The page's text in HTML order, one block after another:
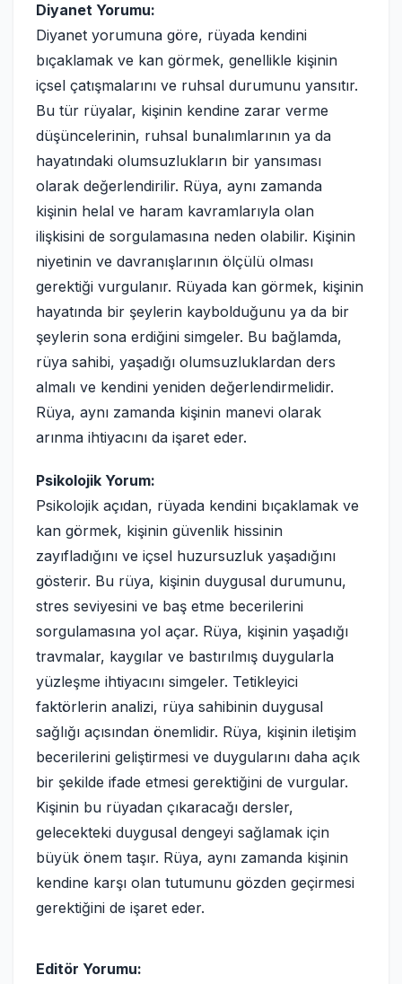
Diyanet Yorumu:
Diyanet yorumuna göre, rüyada kendini
bıçaklamak ve kan görmek, genellikle kişinin
içsel çatışmalarını ve ruhsal durumunu yansıtır.
Bu tür rüyalar, kişinin kendine zarar verme
düşüncelerinin, ruhsal bunalımlarının ya da
hayatındaki olumsuzlukların bir yansıması
olarak değerlendirilir. Rüya, aynı zamanda
kişinin helal ve haram kavramlarıyla olan
ilişkisini de sorgulamasına neden olabilir. Kişinin
niyetinin ve davranışlarının ölçülü olması
gerektiği vurgulanır. Rüyada kan görmek, kişinin
hayatında bir şeylerin kaybolduğunu ya da bir
şeylerin sona erdiğini simgeler. Bu bağlamda,
rüya sahibi, yaşadığı olumsuzluklardan ders
almalı ve kendini yeniden değerlendirmelidir.
Rüya, aynı zamanda kişinin manevi olarak
arınma ihtiyacını da işaret eder.
Psikolojik Yorum:
Psikolojik açıdan, rüyada kendini bıçaklamak ve
kan görmek, kişinin güvenlik hissinin
zayıfladığını ve içsel huzursuzluk yaşadığını
gösterir. Bu rüya, kişinin duygusal durumunu,
stres seviyesini ve baş etme becerilerini
sorgulamasına yol açar. Rüya, kişinin yaşadığı
travmalar, kaygılar ve bastırılmış duygularla
yüzleşme ihtiyacını simgeler. Tetikleyici
faktörlerin analizi, rüya sahibinin duygusal
sağlığı açısından önemlidir. Rüya, kişinin iletişim
becerilerini geliştirmesi ve duygularını daha açık
bir şekilde ifade etmesi gerektiğini de vurgular.
Kişinin bu rüyadan çıkaracağı dersler,
gelecekteki duygusal dengeyi sağlamak için
büyük önem taşır. Rüya, aynı zamanda kişinin
kendine karşı olan tutumunu gözden geçirmesi
gerektiğini de işaret eder.
Editör Yorumu: